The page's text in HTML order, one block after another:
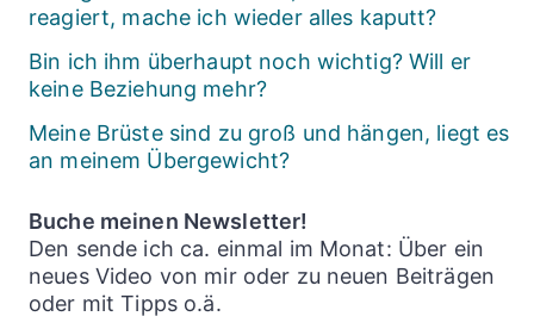
reagiert, mache ich wieder alles kaputt?
Bin ich ihm überhaupt noch wichtig? Will er
keine Beziehung mehr?
Meine Brüste sind zu groß und hängen, liegt es
an meinem Übergewicht?
Buche meinen Newsletter!
Den sende ich ca. einmal im Monat: Über ein
neues Video von mir oder zu neuen Beiträgen
oder mit Tipps o.ä.